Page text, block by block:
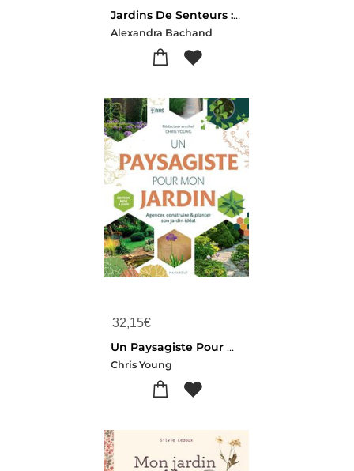
Jardins De Senteurs : Projets Aromatiques Et Secrets De Parfumerie
Alexandra Bachand
32,15€
Un Paysagiste Pour Mon Jardin : Agencer, Construire & Planter Son Jardin Ideal
Chris Young